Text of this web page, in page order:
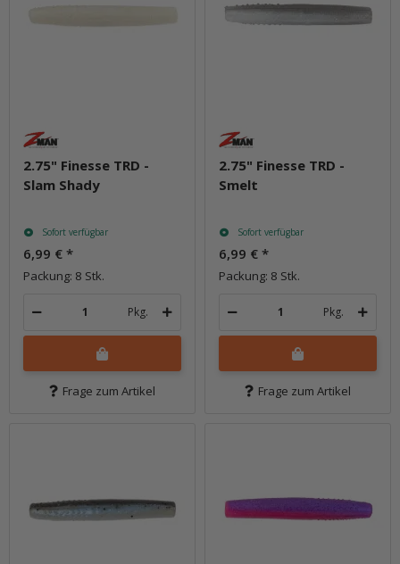
2.75" Finesse TRD -
Slam Shady
Sofort verfügbar
6,99 € *
Packung: 8 Stk.
Pkg.
Frage zum Artikel
2.75" Finesse TRD -
Smelt
Sofort verfügbar
6,99 € *
Packung: 8 Stk.
Pkg.
Frage zum Artikel